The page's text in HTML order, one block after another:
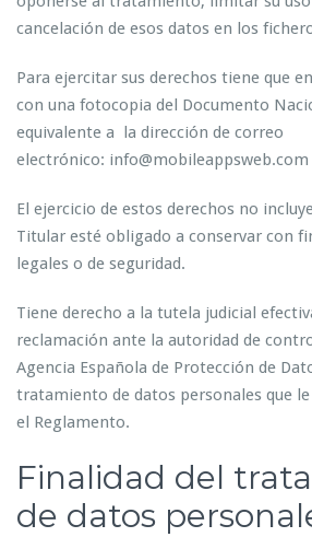
cancelación de esos datos en los
Para ejercitar sus derechos tiene que
con una fotocopia del Documento
equivalente a la dirección de correo
electrónico: info@mobileappsweb.com
El ejercicio de estos derechos no
Titular esté obligado a conservar con
legales o de seguridad.
Tiene derecho a la tutela judicial
reclamación ante la autoridad de
Agencia Española de Protección de
tratamiento de datos personales que
el Reglamento.
Finalidad del
de datos